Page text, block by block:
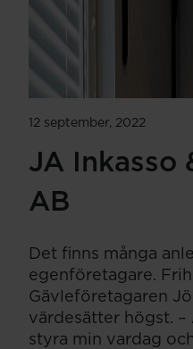
12 september, 2022
JA Inkasso
AB
Det finns många
egenföretagare.
Gävleföretagaren
värdesätter högst. –
styra min vardag